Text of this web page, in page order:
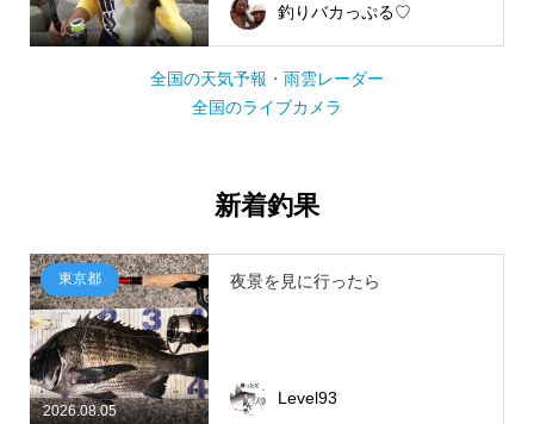
釣りバカっぷる♡
全国の天気予報・雨雲レーダー
全国のライブカメラ
新着釣果
2026.08.05
東京都 夜景を見に行ったら
Level93